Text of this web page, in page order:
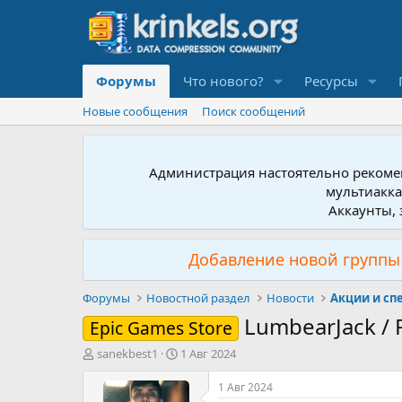
Форумы Что нового? Ресурсы
Новые сообщения Поиск сообщений
Администрация настоятельно
Аккаунты,
Добавление новой
Форумы Новостной раздел Новости Акции и
Epic Games Store LumbearJack /
А
sanekbest1
Д
т
1 Авг 2024
1 Авг 2024